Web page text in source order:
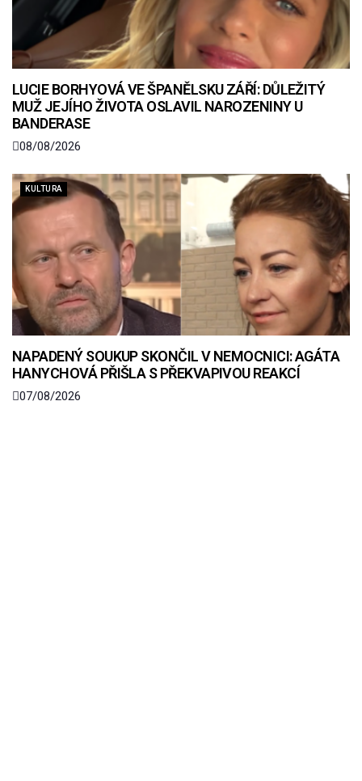
LUCIE BORHYOVÁ VE ŠPANĚLSKU ZÁŘÍ: DŮLEŽITÝ
MUŽ JEJÍHO ŽIVOTA OSLAVIL NAROZENINY U
BANDERASE
08/08/2026
KULTURA
NAPADENÝ SOUKUP SKONČIL V NEMOCNICI: AGÁTA
HANYCHOVÁ PŘIŠLA S PŘEKVAPIVOU REAKCÍ
07/08/2026